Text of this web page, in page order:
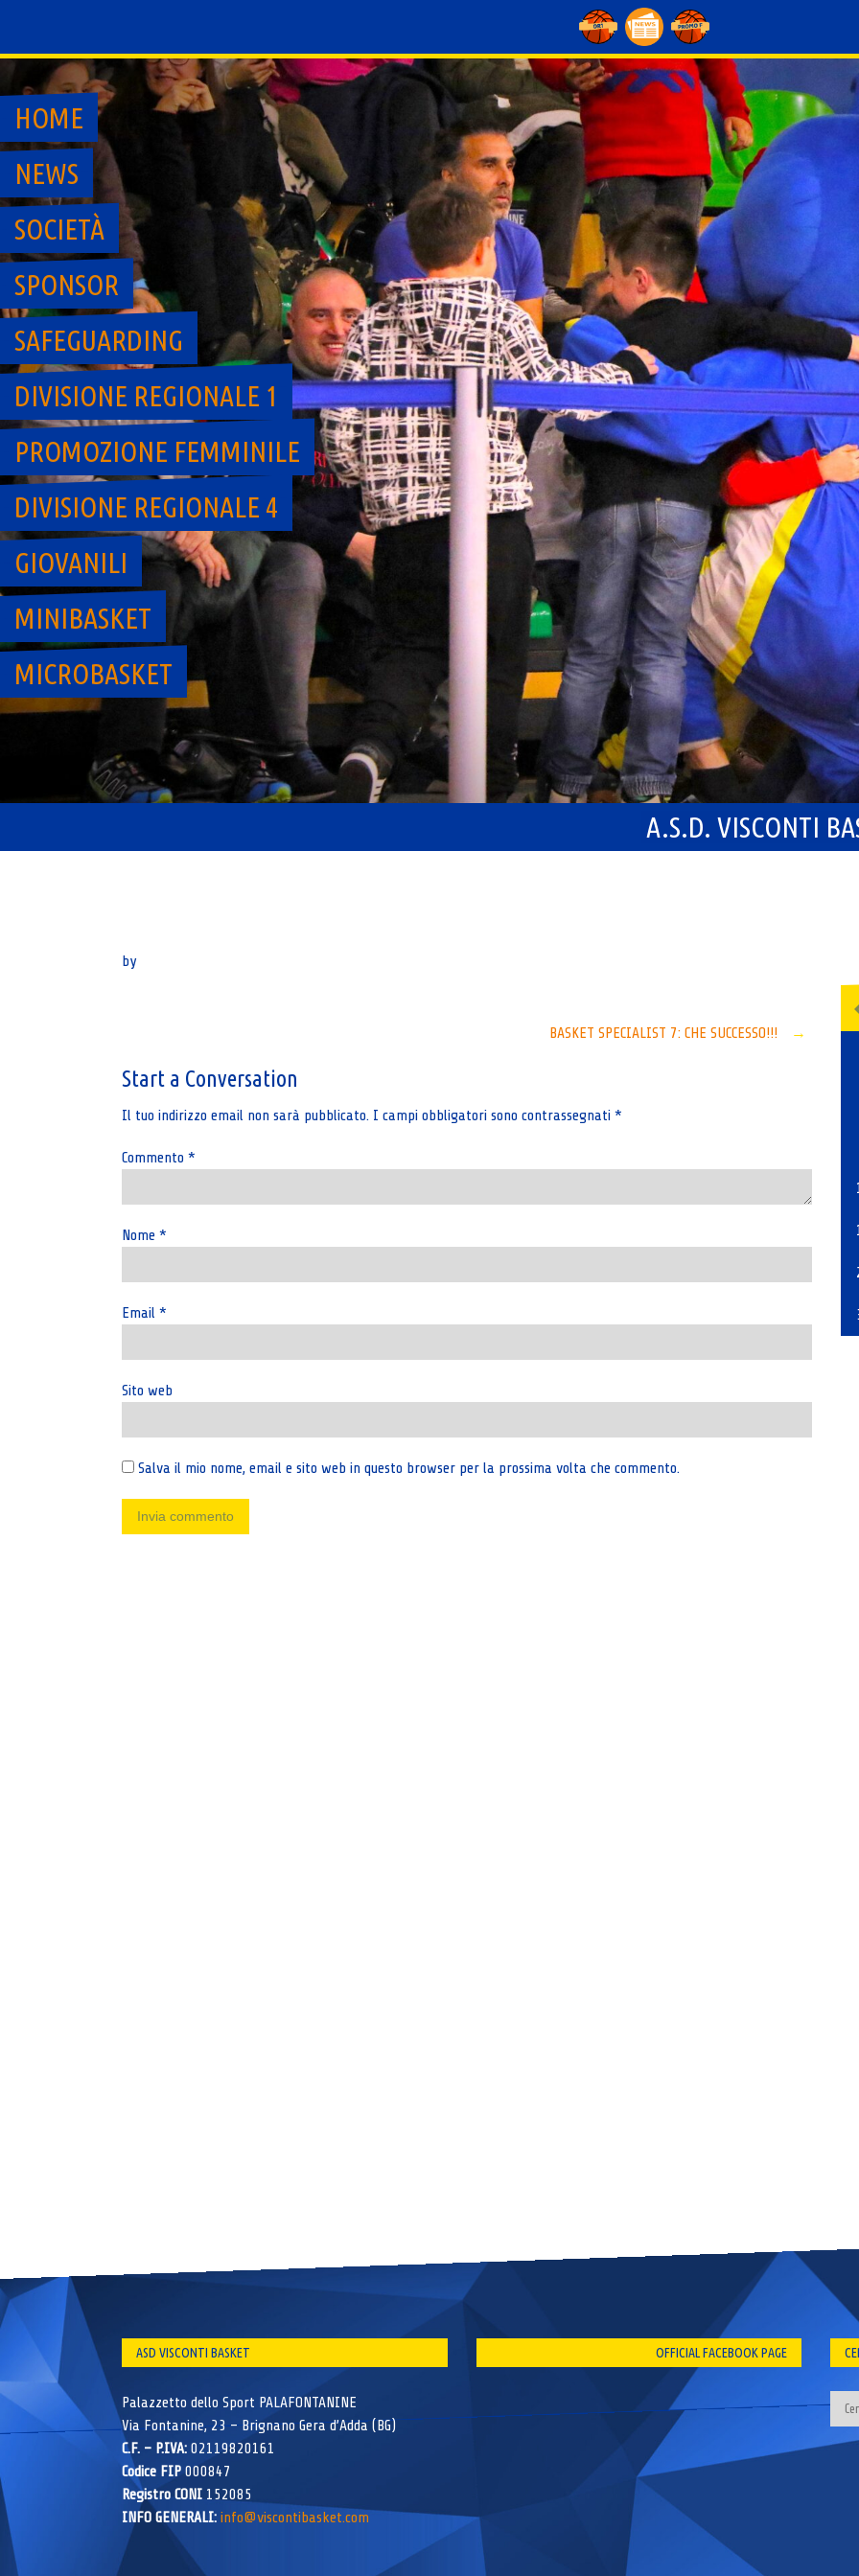
content
A.S.D. VISCONTI
HOME
NEWS
SOCIETÀ
SPONSOR
SAFEGUARDING
DIVISIONE REGIONALE 1
PROMOZIONE FEMMINILE
DIVISIONE REGIONALE 4
GIOVANILI
MINIBASKET
MICROBASKET
by
navigation
BASKET SPECIALIST 7: CHE SUCCESSO!!! →
Start a Conversation
Il tuo indirizzo email non sarà pubblicato. I campi obbligatori sono contrassegnati *
Commento *
Nome *
Email *
Sito web
Salva il mio nome, email e sito web in questo browser per la prossima volta che commento.
ASD VISCONTI BASKET
Palazzetto dello Sport PALAFONTANINE
Via Fontanine, 23 – Brignano Gera d’Adda (BG)
C.F. – P.IVA: 02119820161
Codice FIP 000847
Registro CONI 152085
INFO GENERALI: info@viscontibasket.com
OFFICIAL FACEBOOK PAGE